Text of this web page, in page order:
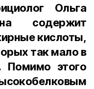
Ольга
содержит
кислоты,
так мало в
Помимо этого